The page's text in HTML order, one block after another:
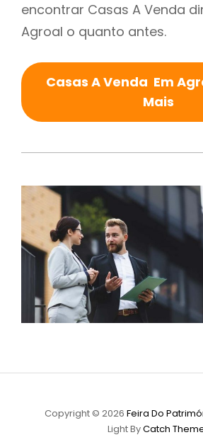
encontrar Casas A Venda
Agroal o quanto antes.
Casas A Venda Em
Mais
Copyright © 2026 Feira Do
Light ByCatch